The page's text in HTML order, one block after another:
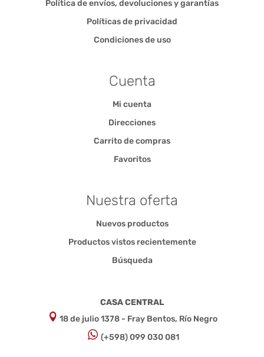
Política de envíos, devoluciones y garantías
Políticas de privacidad
Condiciones de uso
Cuenta
Mi cuenta
Direcciones
Carrito de compras
Favoritos
Nuestra oferta
Nuevos productos
Productos vistos recientemente
Búsqueda
CASA CENTRAL
18 de julio 1378 - Fray Bentos, Río Negro
(+598) 099 030 081